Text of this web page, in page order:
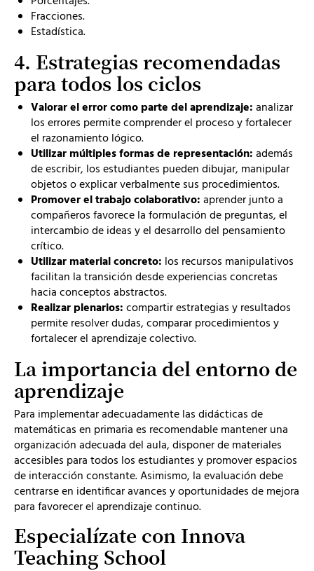
Fracciones.
Estadística.
4. Estrategias recomendadas
para todos los ciclos
Valorar el error como parte del aprendizaje:analizar
los errores permite comprender el proceso y fortalecer
el razonamiento lógico.
Utilizar múltiples formas de representación:además
de escribir, los estudiantes pueden dibujar, manipular
objetos o explicar verbalmente sus procedimientos.
Promover el trabajo colaborativo:aprender junto a
compañeros favorece la formulación de preguntas, el
intercambio de ideas y el desarrollo del pensamiento
crítico.
Utilizar material concreto: los recursos manipulativos
facilitan la transición desde experiencias concretas
hacia conceptos abstractos.
Realizar plenarios:compartir estrategias y resultados
permite resolver dudas, comparar procedimientos y
fortalecer el aprendizaje colectivo.
La importancia del entorno de
aprendizaje
Para implementar adecuadamente las didácticas de
matemáticas en primaria es recomendable mantener una
organización adecuada del aula, disponer de materiales
accesibles para todos los estudiantes y promover espacios
de interacción constante. Asimismo, la evaluación debe
centrarse en identificar avances y oportunidades de mejora
para favorecer el aprendizaje continuo.
Especialízate con Innova
Teaching School